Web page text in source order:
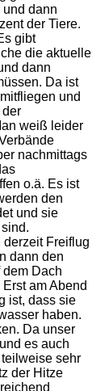
dann
der Tiere.
gibt
die aktuelle
dann
Da ist
und
der
weiß leider
nachmittags
o.ä. Es ist
den
und sie
Freiflug
dann den
Dach
am Abend
ist, dass sie
haben.
Da unser
es auch
sehr
der Hitze